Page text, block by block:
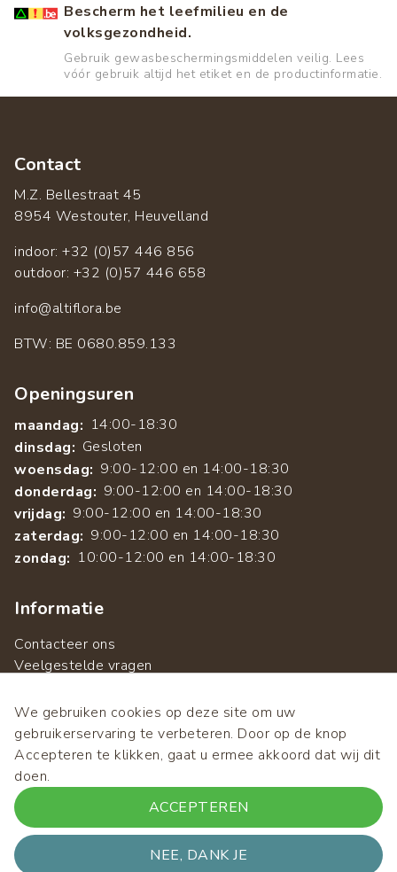
Bescherm het leefmilieu en de
volksgezondheid.
Gebruik gewasbeschermingsmiddelen veilig. Lees
vóór gebruik altijd het etiket en de productinformatie.
Contact
M.Z. Bellestraat 45
8954 Westouter, Heuvelland
indoor: +32 (0)57 446 856
outdoor: +32 (0)57 446 658
info@altiflora.be
​BTW: BE 0680.859.133
Openingsuren
maandag: 14:00-18:30
dinsdag: Gesloten
woensdag: 9:00-12:00 en 14:00-18:30
donderdag: 9:00-12:00 en 14:00-18:30
vrijdag: 9:00-12:00 en 14:00-18:30
zaterdag: 9:00-12:00 en 14:00-18:30
zondag: 10:00-12:00 en 14:00-18:30
Informatie
Contacteer ons
Veelgestelde vragen
Algemene verkoopsvoorwaarden
Privacybeleid
© 2026 Alti Flora
Footer
Algemene verkoopsvoorwaarden
We gebruiken cookies op deze site om uw
gebruikerservaring te verbeteren. Door op de knop
Accepteren te klikken, gaat u ermee akkoord dat wij dit
doen.
ACCEPTEREN
NEE, DANK JE